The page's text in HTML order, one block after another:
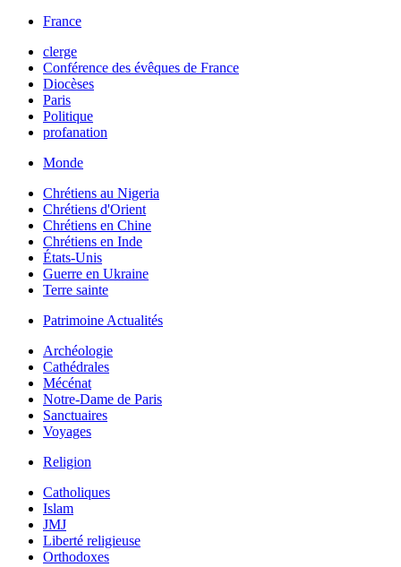
France
clerge
Conférence des évêques de France
Diocèses
Paris
Politique
profanation
Monde
Chrétiens au Nigeria
Chrétiens d'Orient
Chrétiens en Chine
Chrétiens en Inde
États-Unis
Guerre en Ukraine
Terre sainte
Patrimoine Actualités
Archéologie
Cathédrales
Mécénat
Notre-Dame de Paris
Sanctuaires
Voyages
Religion
Catholiques
Islam
JMJ
Liberté religieuse
Orthodoxes